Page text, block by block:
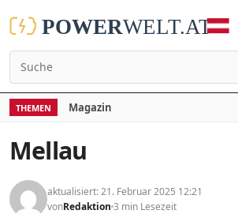
THEMEN Magazin
Mellau
aktualisiert: 21. Februar 2025 12:21
vonRedaktion 3 min Lesezeit